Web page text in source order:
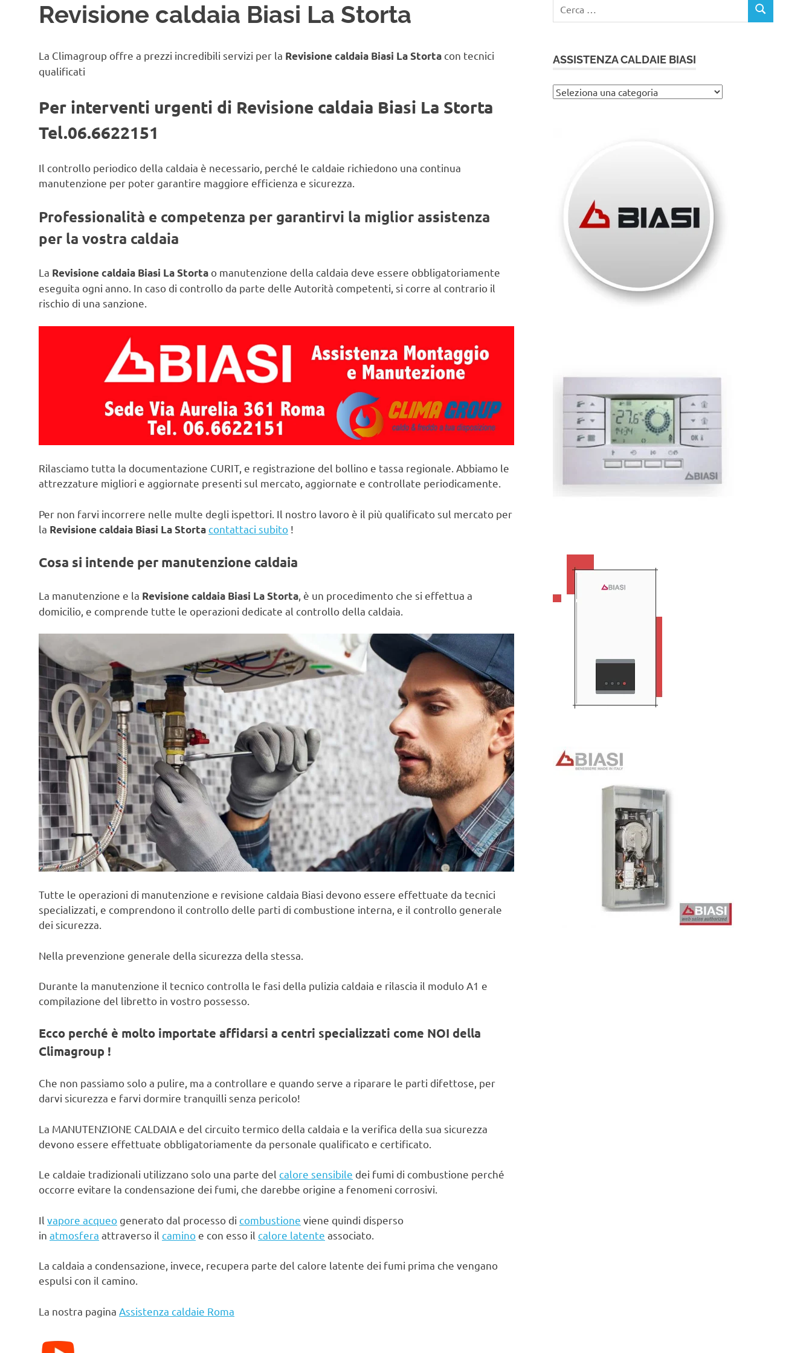
Revisione caldaia Biasi La Storta
La Climagroup offre a prezzi incredibili servizi per la Revisione caldaia Biasi La Storta con tecnici
qualificati
Per interventi urgenti di Revisione caldaia Biasi La Storta
Tel.06.6622151
Il controllo periodico della caldaia è necessario, perché le caldaie richiedono una continua
manutenzione per poter garantire maggiore efficienza e sicurezza.
Professionalità e competenza per garantirvi la miglior assistenza
per la vostra caldaia
La Revisione caldaia Biasi La Storta o manutenzione della caldaia deve essere obbligatoriamente
eseguita ogni anno. In caso di controllo da parte delle Autorità competenti, si corre al contrario il
rischio di una sanzione.
Rilasciamo tutta la documentazione CURIT, e registrazione del bollino e tassa regionale. Abbiamo le
attrezzature migliori e aggiornate presenti sul mercato, aggiornate e controllate periodicamente.
Per non farvi incorrere nelle multe degli ispettori. Il nostro lavoro è il più qualificato sul mercato per
la Revisione caldaia Biasi La Stortacontattaci subito !
Cosa si intende per manutenzione caldaia
La manutenzione e la Revisione caldaia Biasi La Storta , è un procedimento che si effettua a
domicilio, e comprende tutte le operazioni dedicate al controllo della caldaia.
Tutte le operazioni di manutenzione e revisione caldaia Biasi devono essere effettuate da tecnici
specializzati, e comprendono il controllo delle parti di combustione interna, e il controllo generale
dei sicurezza.
Nella prevenzione generale della sicurezza della stessa.
Durante la manutenzione il tecnico controlla le fasi della pulizia caldaia e rilascia il modulo A1 e
compilazione del libretto in vostro possesso.
Ecco perché è molto importate affidarsi a centri specializzati come NOI della
Climagroup !
Che non passiamo solo a pulire, ma a controllare e quando serve a riparare le parti difettose, per
darvi sicurezza e farvi dormire tranquilli senza pericolo!
La MANUTENZIONE CALDAIA e del circuito termico della caldaia e la verifica della sua sicurezza
devono essere effettuate obbligatoriamente da personale qualificato e certificato.
Le caldaie tradizionali utilizzano solo una parte del calore sensibile dei fumi di combustione perché
occorre evitare la condensazione dei fumi, che darebbe origine a fenomeni corrosivi.
Il vapore acqueo generato dal processo di combustione viene quindi disperso
in atmosfera attraverso il camino e con esso il calore latente associato.
La caldaia a condensazione, invece, recupera parte del calore latente dei fumi prima che vengano
espulsi con il camino.
La nostra pagina Assistenza caldaie Roma
per:
CERCA
ASSISTENZA CALDAIE BIASI
Assistenza